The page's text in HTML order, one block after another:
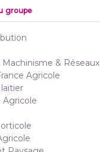
groupe
Machinisme & Réseaux
Agricole
Agricole